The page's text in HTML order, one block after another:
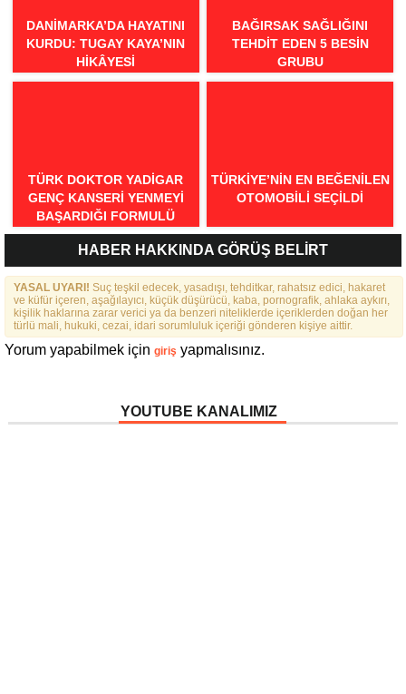
DANIMARKA’DA HAYATINI
KURDU: TUGAY KAYA’NIN
HIKÂYESI
BAĞIRSAK SAĞLIĞINI
TEHDIT EDEN 5 BESIN
GRUBU
TÜRK DOKTOR YADIGAR
GENÇ KANSERI YENMEYI
BAŞARDIĞI FORMULÜ
AÇIKLADI
TÜRKIYE’NIN EN BEĞENILEN
OTOMOBILI SEÇILDI
HABER HAKKINDA GÖRÜŞ BELİRT
YASAL UYARI! Suç teşkil edecek, yasadışı, tehditkar, rahatsız edici, hakaret
ve küfür içeren, aşağılayıcı, küçük düşürücü, kaba, pornografik, ahlaka aykırı,
kişilik haklarına zarar verici ya da benzeri niteliklerde içeriklerden doğan her
türlü mali, hukuki, cezai, idari sorumluluk içeriği gönderen kişiye aittir.
Yorum yapabilmek için giriş yapmalısınız.
YOUTUBE KANALIMIZ